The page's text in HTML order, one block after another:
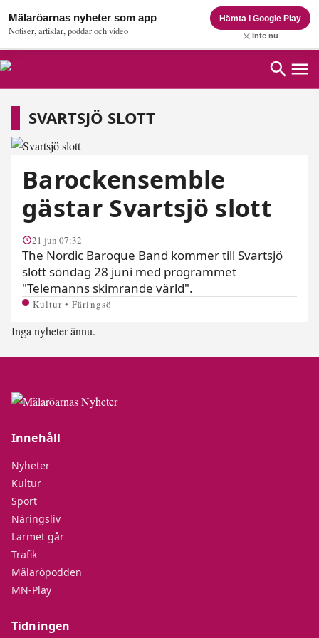
Mälaröarnas nyheter som app
Notiser, artiklar, poddar och video
Hämta i Google Play
Inte nu
Svartsjö slott
SVARTSJÖ SLOTT
Barockensemble
gästar Svartsjö slott
21 jun 07:32
The Nordic Baroque Band kommer till Svartsjö
slott söndag 28 juni med programmet
"Telemanns skimrande värld".
Kultur • Färingsö
Inga nyheter ännu.
Innehåll
Nyheter
Kultur
Sport
Näringsliv
Larmet går
Trafik
Mälaröpodden
MN-Play
Tidningen